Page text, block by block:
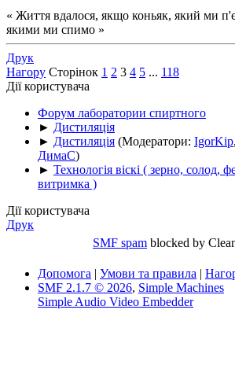
« Життя вдалося, якщо коньяк, який ми
якими ми спимо »
Друк
Нагору Сторінок 1 2 3 4 5 ... 118
Дії користувача
Форум лаборатории спиртного
► Дистиляція
► Дистиляція (Модератори: IgorKip,
ДимаС)
► Технологія віскі ( зерно, солод,
витримка )
Дії користувача
Друк
SMF spam blocked by
Допомога | Умови та правила |
SMF 2.1.7 © 2026, Simple Machines
Simple Audio Video Embedder